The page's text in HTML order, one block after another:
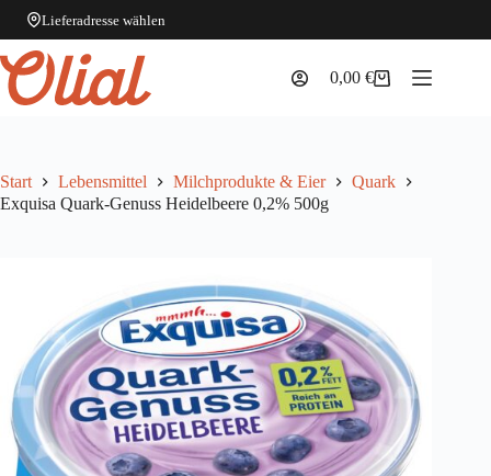
Lieferadresse wählen
Zum
Inhalt
springen
Warenkorb
0,00€
Start Lebensmittel Milchprodukte & Eier
Quark
Exquisa Quark-Genuss Heidelbeere 0,2% 500g